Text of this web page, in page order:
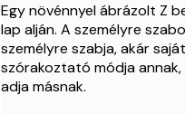
Egy növénnyel ábrázolt Z
lap alján. A személyre
személyre szabja, akár
szórakoztató módja
adja másnak.